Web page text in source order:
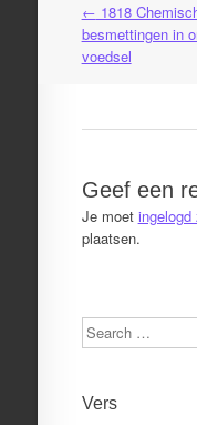
Post
navigation
← 1818
besmettingen in
voedsel
Geef een
Je moet ingelogd
plaatsen.
Search
Vers